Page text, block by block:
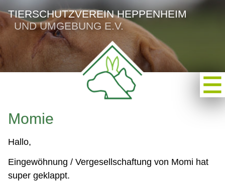
TIERSCHUTZVEREIN HEPPENHEIM
UND UMGEBUNG E.V.
Momie
Hallo,
Eingewöhnung / Vergesellschaftung von Momi hat
super geklappt.